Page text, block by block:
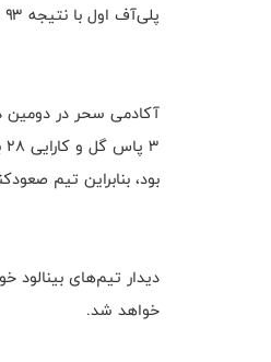
پلی‌آف اول با نتیجه ۹۳ بر ۳۲ به پیروزی رسید و با کسب دو برد پیاپی به مرحله نیمه‌نهایی صعود کرد.
بود، بنابراین تیم
خواهد شد.